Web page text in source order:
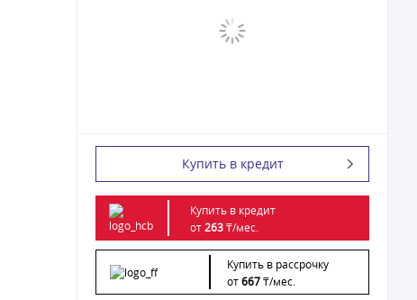
Купить в кредит
Купить в кредит
от263₸/мес.
Купить в рассрочку
от667₸/мес.